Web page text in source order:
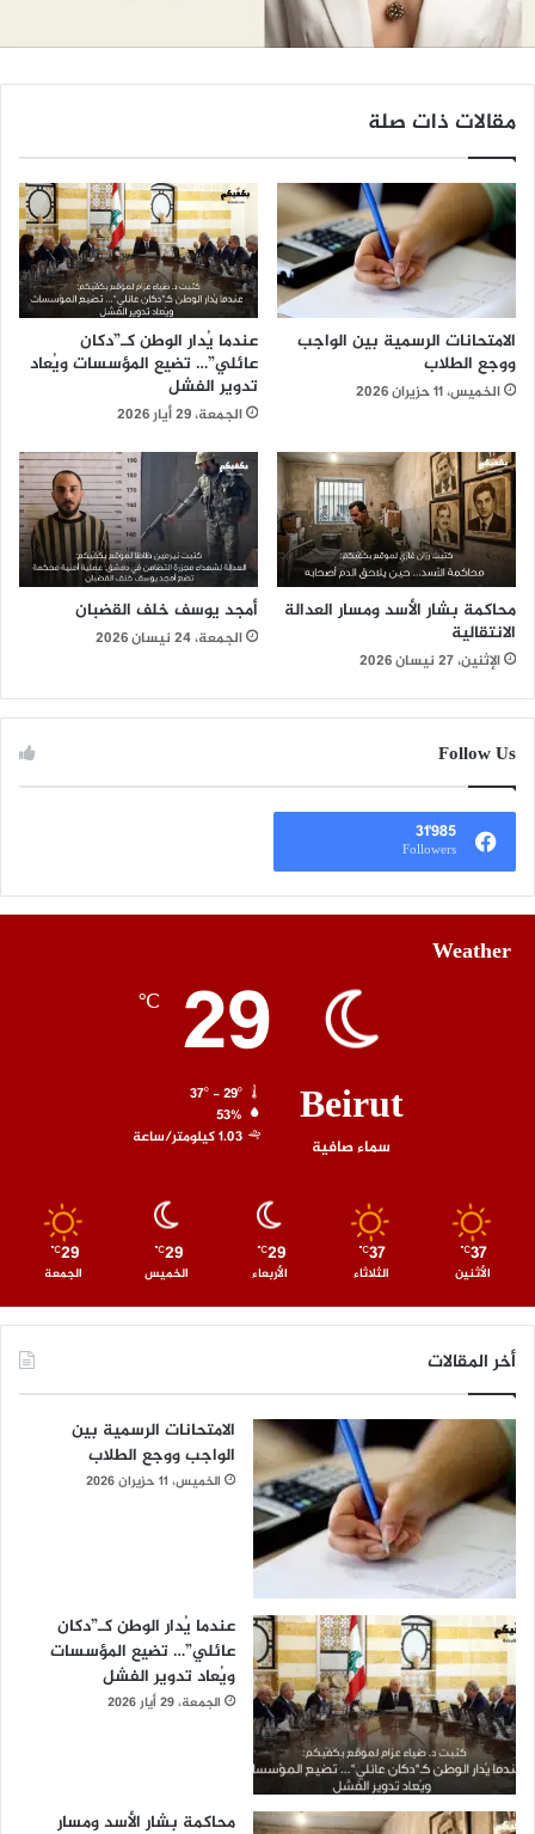
مقالات ذات صلة
الامتحانات الرسمية بين الواجب
ووجع الطلاب
الخميس، 11 حزيران 2026
عندما يُدار الوطن كـ”دكان
عائلي”… تضيع المؤسسات ويُعاد
تدوير الفشل
الجمعة، 29 أيار 2026
محاكمة بشار الأسد ومسار العدالة
الانتقالية
الإثنين، 27 نيسان 2026
أمجد يوسف خلف القضبان
الجمعة، 24 نيسان 2026
Follow Us
31٬985
Followers
Weather
Beirut
سماء صافية
29
℃
37º - 29º
53%
1.03 كيلومتر/ساعة
37
℃
الأثنين
37
℃
الثلاثاء
29
℃
الأربعاء
29
℃
الخميس
29
℃
الجمعة
أخر المقالات
الامتحانات الرسمية بين
الواجب ووجع الطلاب
الخميس، 11 حزيران 2026
عندما يُدار الوطن كـ”دكان
عائلي”… تضيع المؤسسات
ويُعاد تدوير الفشل
الجمعة، 29 أيار 2026
محاكمة بشار الأسد ومسار